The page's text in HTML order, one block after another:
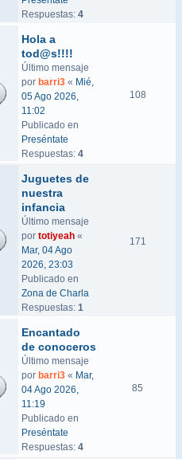
Respuestas: 4
Hola a
tod@s!!!!
Último mensaje
por barri3 « Mié,
05 Ago 2026,
11:02
Publicado en
Preséntate
Respuestas: 4
108
Juguetes de
nuestra
infancia
Último mensaje
por totiyeah «
Mar, 04 Ago
2026, 23:03
Publicado en
Zona de Charla
Respuestas: 1
171
Encantado
de conoceros
Último mensaje
por barri3 « Mar,
04 Ago 2026,
11:19
Publicado en
Preséntate
Respuestas: 4
85